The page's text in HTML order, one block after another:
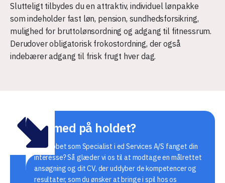
Slutteligt tilbydes du en attraktiv, individuel lønpakke
som indeholder fast løn, pension, sundhedsforsikring,
mulighed for bruttolønsordning og adgang til fitnessrum.
Derudover obligatorisk frokostordning, der også
indebærer adgang til frisk frugt hver dag.
Vil du med på holdet?
Har jobbet som Specialist i ed Services A/S fanget din
interesse? Så glæder vi os til at modtage en målrettet
ansøgning og dit CV, der uddyber de kompetencer og
resultater, som du ønsker at bringe i spil hos os